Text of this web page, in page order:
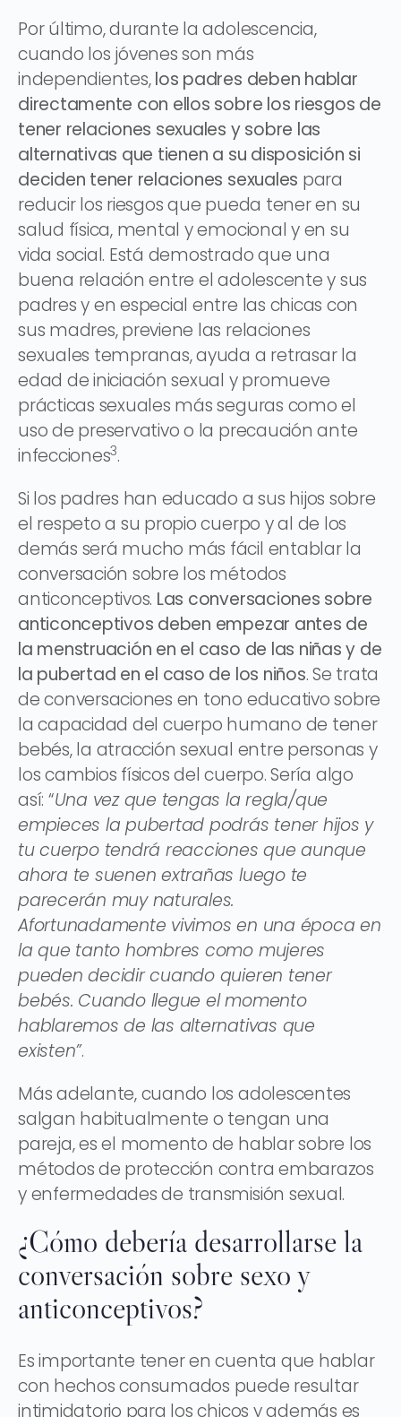
Por último, durante la adolescencia,
cuando los jóvenes son más
independientes,los padres deben hablar
directamente con ellos sobre los riesgos de
tener relaciones sexuales y sobre las
alternativas que tienen a su disposición si
deciden tener relaciones sexuales para
reducir los riesgos que pueda tener en su
salud física, mental y emocional y en su
vida social. Está demostrado que una
buena relación entre el adolescente y sus
padres y en especial entre las chicas con
sus madres, previene las relaciones
sexuales tempranas, ayuda a retrasar la
edad de iniciación sexual y promueve
prácticas sexuales más seguras como el
uso de preservativo o la precaución ante
infecciones3.
Si los padres han educado a sus hijos sobre
el respeto a su propio cuerpo y al de los
demás será mucho más fácil entablar la
conversación sobre los métodos
anticonceptivos. Las conversaciones sobre
anticonceptivos deben empezar antes de
la menstruación en el caso de las niñas y de
la pubertad en el caso de los niños. Se trata
de conversaciones en tono educativo sobre
la capacidad del cuerpo humano de tener
bebés, la atracción sexual entre personas y
los cambios físicos del cuerpo. Sería algo
así: “Una vez que tengas la regla/que
empieces la pubertad podrás tener hijos y
tu cuerpo tendrá reacciones que aunque
ahora te suenen extrañas luego te
parecerán muy naturales.
Afortunadamente vivimos en una época en
la que tanto hombres como mujeres
pueden decidir cuando quieren tener
bebés. Cuando llegue el momento
hablaremos de las alternativas que
existen”.
Más adelante, cuando los adolescentes
salgan habitualmente o tengan una
pareja, es el momento de hablar sobre los
métodos de protección contra embarazos
y enfermedades de transmisión sexual.
¿Cómo debería desarrollarse la
conversación sobre sexo y
anticonceptivos?
Es importante tener en cuenta que hablar
con hechos consumados puede resultar
intimidatorio para los chicos y además es